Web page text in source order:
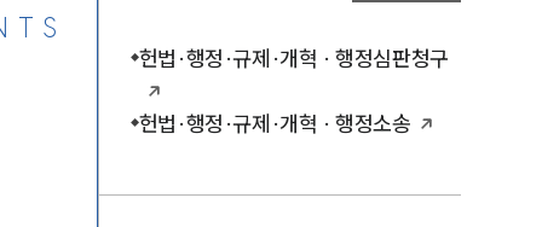
헌법·행정·규제·개혁 · 행정심판청구
헌법·행정·규제·개혁 · 행정소송